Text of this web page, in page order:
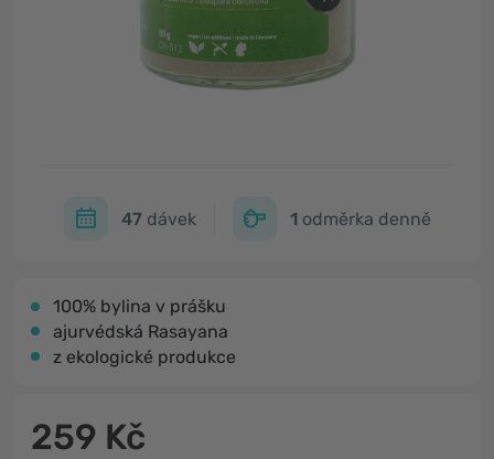
47 dávek 1 odměrka denně
100% bylina v prášku
ajurvédská Rasayana
z ekologické produkce
259 Kč